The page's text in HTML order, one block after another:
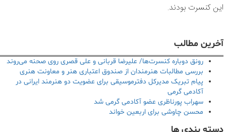
این کنسرت بودند.
آخرین مطالب
رونق دوباره کنسرت‌ها/ علیرضا قربانی و علی قصری روی صحنه می‌روند
بررسی مطالبات هنرمندان از صندوق اعتباری هنر و معاونت هنری
پیام تبریک مدیرکل دفترموسیقی برای عضویت دو هنرمند ایرانی در
آکادمی گرمی
سهراب پورناظری عضو آکادمی گرمی شد
محسن چاوشی برای اربعین خواند